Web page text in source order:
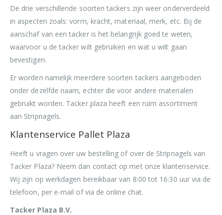
De drie verschillende soorten tackers zijn weer onderverdeeld
in aspecten zoals: vorm, kracht, materiaal, merk, etc. Bij de
aanschaf van een tacker is het belangrijk goed te weten,
waarvoor u de tacker wilt gebruiken en wat u wilt gaan
bevestigen.
Er worden namelijk meerdere soorten tackers aangeboden
onder dezelfde naam, echter die voor andere materialen
gebruikt worden. Tacker plaza heeft een ruim assortiment
aan Stripnagels.
Klantenservice Pallet Plaza
Heeft u vragen over uw bestelling of over de Stripnagels van
Tacker Plaza? Neem dan contact op met onze klantenservice.
Wij zijn op werkdagen bereikbaar van 8:00 tot 16:30 uur via de
telefoon, per e-mail of via de online chat.
Tacker Plaza B.V.